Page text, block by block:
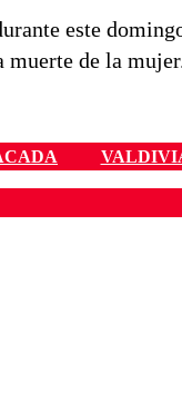
este
muerte de la